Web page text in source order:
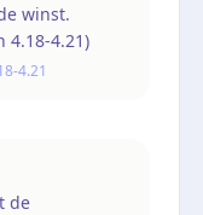
winst.
4.18-4.21)
4.21
de